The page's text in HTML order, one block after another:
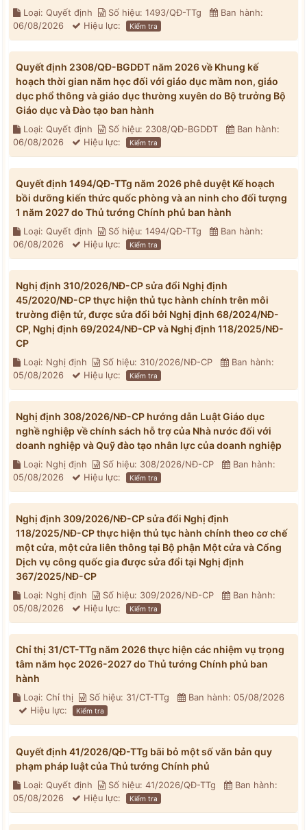
Loại: Quyết định Số hiệu: 1493/QĐ-TTg
Ban hành:
06/08/2026
Hiệu lực: Kiểm tra
Quyết định 2308/QĐ-BGDĐT năm 2026 về Khung kế
hoạch thời gian năm học đối với giáo dục mầm non, giáo
dục phổ thông và giáo dục thường xuyên do Bộ trưởng Bộ
Giáo dục và Đào tạo ban hành
Loại: Quyết định Số hiệu: 2308/QĐ-BGDĐT
Ban hành:
06/08/2026
Hiệu lực: Kiểm tra
Quyết định 1494/QĐ-TTg năm 2026 phê duyệt Kế hoạch
bồi dưỡng kiến thức quốc phòng và an ninh cho đối tượng
1 năm 2027 do Thủ tướng Chính phủ ban hành
Loại: Quyết định Số hiệu: 1494/QĐ-TTg
Ban hành:
06/08/2026
Hiệu lực: Kiểm tra
Nghị định 310/2026/NĐ-CP sửa đổi Nghị định
45/2020/NĐ-CP thực hiện thủ tục hành chính trên môi
trường điện tử, được sửa đổi bởi Nghị định 68/2024/NĐ-
CP, Nghị định 69/2024/NĐ-CP và Nghị định 118/2025/NĐ-
CP
Loại: Nghị định Số hiệu: 310/2026/NĐ-CP
Ban hành:
05/08/2026
Hiệu lực: Kiểm tra
Nghị định 308/2026/NĐ-CP hướng dẫn Luật Giáo dục
nghề nghiệp về chính sách hỗ trợ của Nhà nước đối với
doanh nghiệp và Quỹ đào tạo nhân lực của doanh nghiệp
Loại: Nghị định Số hiệu: 308/2026/NĐ-CP
Ban hành:
05/08/2026
Hiệu lực: Kiểm tra
Nghị định 309/2026/NĐ-CP sửa đổi Nghị định
118/2025/NĐ-CP thực hiện thủ tục hành chính theo cơ chế
một cửa, một cửa liên thông tại Bộ phận Một cửa và Cổng
Dịch vụ công quốc gia được sửa đổi tại Nghị định
367/2025/NĐ-CP
Loại: Nghị định Số hiệu: 309/2026/NĐ-CP
Ban hành:
05/08/2026
Hiệu lực: Kiểm tra
Chỉ thị 31/CT-TTg năm 2026 thực hiện các nhiệm vụ trọng
tâm năm học 2026-2027 do Thủ tướng Chính phủ ban
hành
Loại: Chỉ thị Số hiệu: 31/CT-TTg
Ban hành: 05/08/2026
Hiệu lực:
Kiểm tra
Quyết định 41/2026/QĐ-TTg bãi bỏ một số văn bản quy
phạm pháp luật của Thủ tướng Chính phủ
Loại: Quyết định Số hiệu: 41/2026/QĐ-TTg
Ban hành:
05/08/2026
Hiệu lực: Kiểm tra